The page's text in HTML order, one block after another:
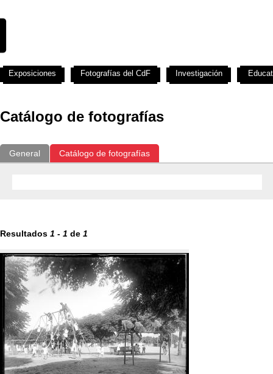
Catálogo de fotografías
General Catálogo de fotografías
Resultados 1 - 1 de 1
Exposiciones Fotografías del CdF Investigación